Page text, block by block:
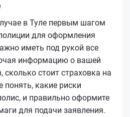
в Туле первым шагом
для оформления
иметь под рукой все
информацию о вашей
сколько стоит страховка на
понять, какие риски
и правильно оформите
для подачи заявления.